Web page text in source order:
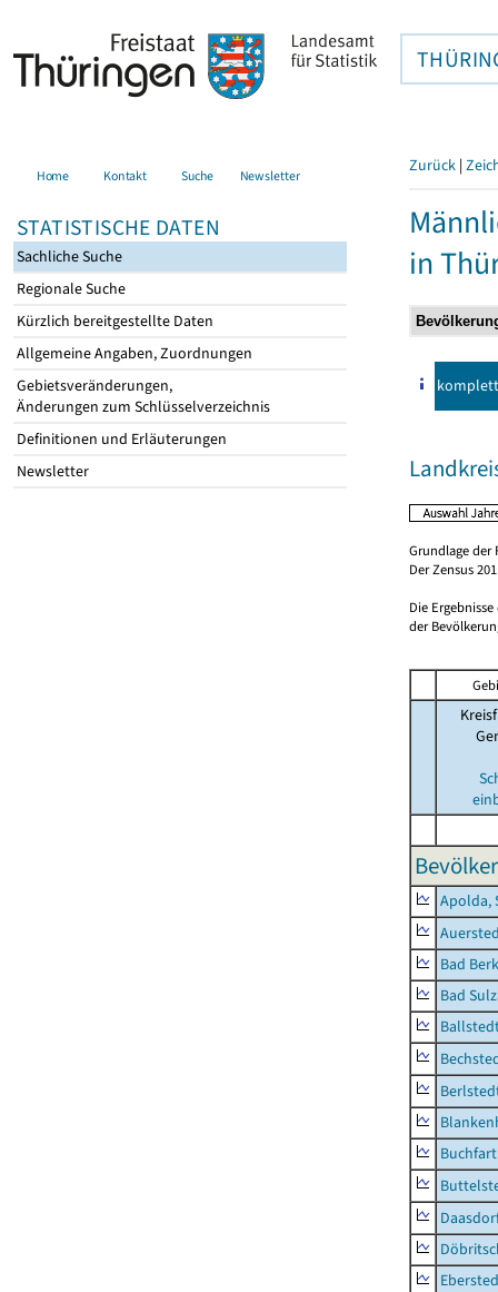
Home Kontakt Suche Newsletter
STATISTISCHE DATEN
Sachliche Suche
Regionale Suche
Kürzlich bereitgestellte Daten
Allgemeine Angaben, Zuordnungen
Gebietsveränderungen,
Änderungen zum Schlüsselverzeichnis
Definitionen und Erläuterungen
Newsletter
Zurück |
in
komplett
Grundlage der
Der Zensus
Die
der
Apolda,
Bad
Bad
Buchfart